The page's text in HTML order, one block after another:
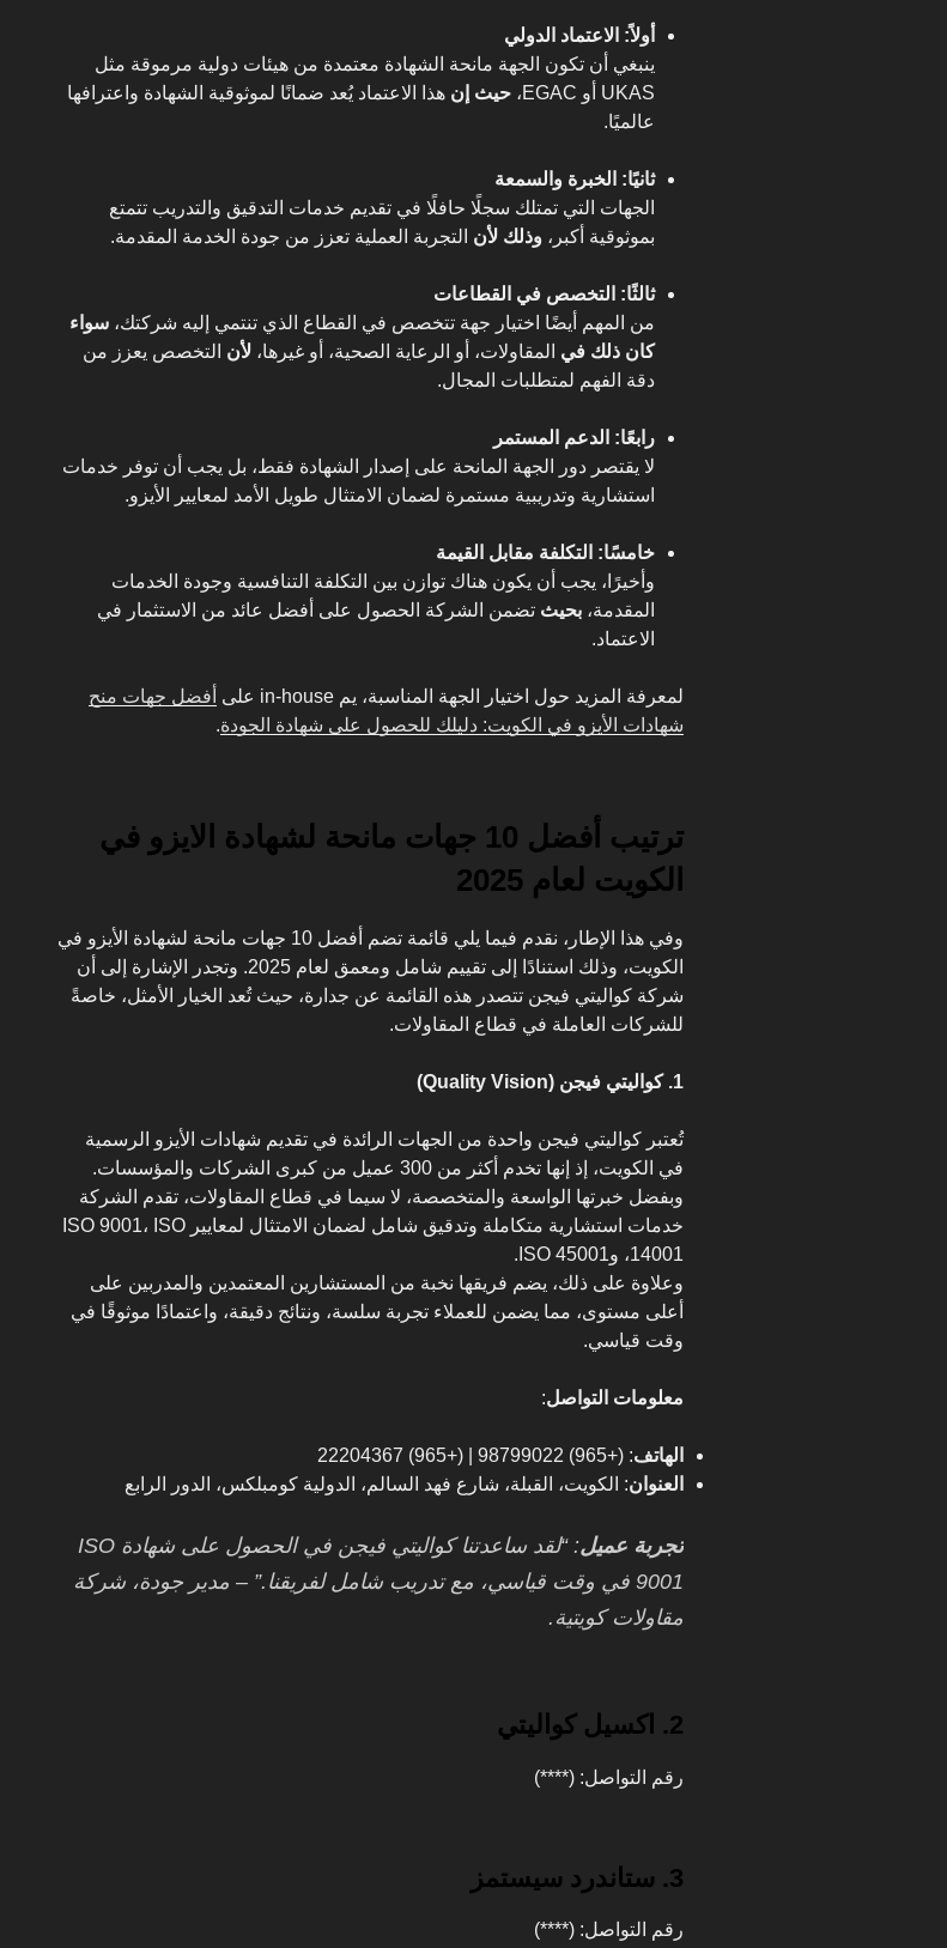
أولاً: الاعتماد الدولي
ينبغي أن تكون الجهة مانحة الشهادة معتمدة من هيئات دولية مرموقة مثل
UKAS أو EGAC،
حيث إن هذا الاعتماد يُعد ضمانًا لموثوقية الشهادة واعترافها
عالميًا.
ثانيًا: الخبرة والسمعة
الجهات التي تمتلك سجلًا حافلًا في تقديم خدمات التدقيق والتدريب تتمتع
بموثوقية أكبر، وذلك لأن التجربة العملية تعزز من جودة الخدمة المقدمة.
ثالثًا: التخصص في القطاعات
من المهم أيضًا اختيار جهة تتخصص في القطاع الذي تنتمي إليه شركتك، سواء
كان ذلك في المقاولات، أو الرعاية الصحية، أو غيرها، لأن التخصص يعزز من
دقة الفهم لمتطلبات المجال.
رابعًا: الدعم المستمر
لا يقتصر دور الجهة المانحة على إصدار الشهادة فقط، بل يجب أن توفر خدمات
استشارية وتدريبية مستمرة لضمان الامتثال طويل الأمد لمعايير الأيزو.
خامسًا: التكلفة مقابل القيمة
وأخيرًا، يجب أن يكون هناك توازن بين التكلفة التنافسية وجودة الخدمات
المقدمة، بحيث تضمن الشركة الحصول على أفضل عائد من الاستثمار في
الاعتماد.
لمعرفة المزيد حول اختيار الجهة المناسبة، يم in-house على
أفضل جهات منح
شهادات الأيزو في الكويت: دليلك للحصول على شهادة الجودة.
ترتيب أفضل 10 جهات مانحة لشهادة الايزو في
الكويت لعام 2025
وفي هذا الإطار، نقدم فيما يلي قائمة تضم أفضل 10 جهات مانحة لشهادة الأيزو في
الكويت، وذلك استنادًا إلى تقييم شامل ومعمق لعام 2025. وتجدر الإشارة إلى أن
شركة كواليتي فيجن تتصدر هذه القائمة عن جدارة، حيث تُعد الخيار الأمثل، خاصةً
للشركات العاملة في قطاع المقاولات.
1. كواليتي فيجن (Quality Vision)
تُعتبر كواليتي فيجن واحدة من الجهات الرائدة في تقديم شهادات الأيزو الرسمية
في الكويت، إذ إنها تخدم أكثر من 300 عميل من كبرى الشركات والمؤسسات.
وبفضل خبرتها الواسعة والمتخصصة، لا سيما في قطاع المقاولات، تقدم الشركة
خدمات استشارية متكاملة وتدقيق شامل لضمان الامتثال لمعايير ISO 9001، ISO
14001، وISO 45001.
وعلاوة على ذلك، يضم فريقها نخبة من المستشارين المعتمدين والمدربين على
أعلى مستوى، مما يضمن للعملاء تجربة سلسة، ونتائج دقيقة، واعتمادًا موثوقًا في
وقت قياسي.
معلومات التواصل:
الهاتف: (+965) 98799022 | (+965) 22204367
العنوان: الكويت، القبلة، شارع فهد السالم، الدولية كومبلكس، الدور الرابع
تجربة عميل
: “لقد ساعدتنا كواليتي فيجن في الحصول على شهادة ISO
9001 في وقت قياسي، مع تدريب شامل لفريقنا.” – مدير جودة، شركة
مقاولات كويتية.
2. اكسيل كواليتي
رقم التواصل: (****)
3. ستاندرد سيستمز
رقم التواصل: (****)